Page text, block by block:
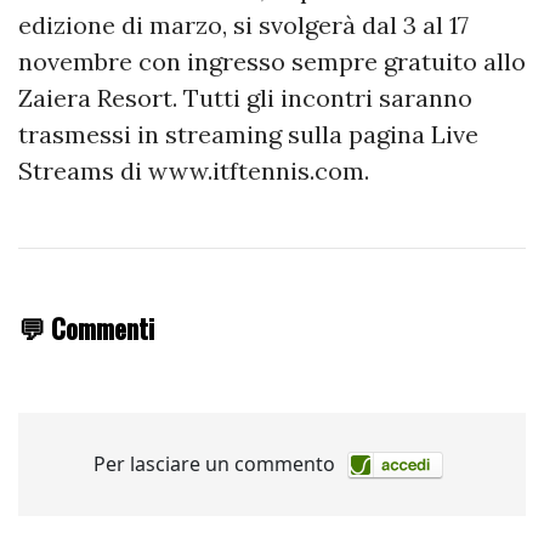
edizione di marzo, si svolgerà dal 3 al 17
novembre con ingresso sempre gratuito allo
Zaiera Resort. Tutti gli incontri saranno
trasmessi in streaming sulla pagina Live
Streams di www.itftennis.com.
💬 Commenti